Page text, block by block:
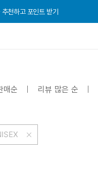
천하고 포인트 받기
천하고 포인트 받기
천하고 포인트 받기
매순 리뷰 많은 순